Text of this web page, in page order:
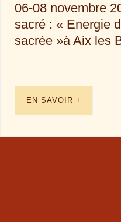
06-08 novembre
sacré : « Energie
sacrée »à Aix les
EN SAVOIR +